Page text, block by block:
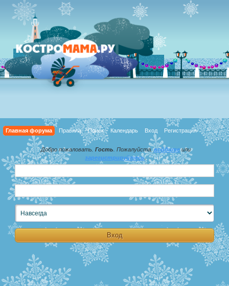
Главная форума Правила Поиск Календарь Вход Регистрация
Добро пожаловать, Гость . Пожалуйста,войдитеили
зарегистрируйтесь.